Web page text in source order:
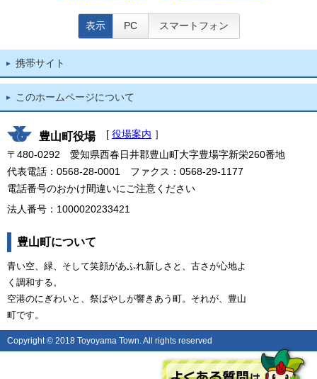
表示 PC スマートフォン
携帯サイト
このホームページについて
豊山町役場 [ 役場案内 ］
〒480-0292 愛知県西春日井郡豊山町大字豊場字新栄260番地
代表電話：0568-28-0001 ファクス：0568-29-1177
電話番号のおかけ間違いにご注意ください
法人番号：1000020233421
豊山町について
青い空、緑、そして笑顔があふれ新しさと、古さが心地よ
く調和する。
空港のにぎわいと、祭ばやしが響きあう町。それが、豊山
町です。
Copyright © 2018 Toyoyama Town. All rights reserved